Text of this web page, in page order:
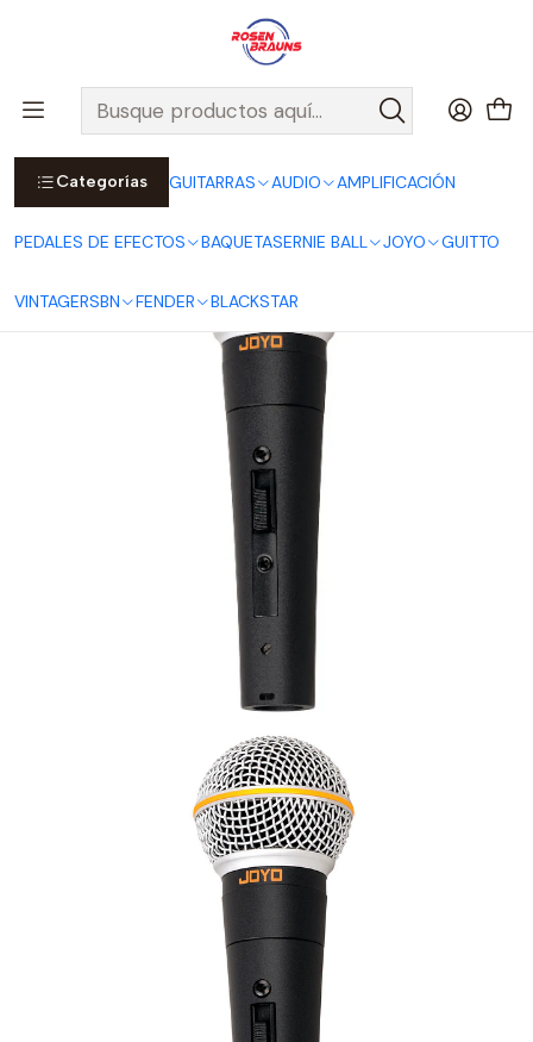
Categorías GUITARRAS AUDIO AMPLIFICACIÓN
PEDALES DE EFECTOS BAQUETASERNIE BALL JOYO GUITTO
VINTAGERSBN FENDER BLACKSTAR
Por compras sobre $25.000 en Santiago urbano, Colina o
Padre Hurtado, incluimos el despacho!
Ver Detalles
JOYO AUDIO JOYO Micrófono Dinámico DM-1